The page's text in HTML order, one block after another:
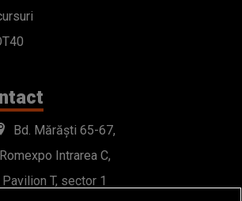
Bd. Mărăști 65-67,
Romexpo Intrarea C,
Pavilion T, sector 1